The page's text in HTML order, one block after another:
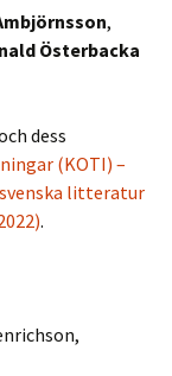
,
Österbacka
dess
(KOTI) –
litteratur
.